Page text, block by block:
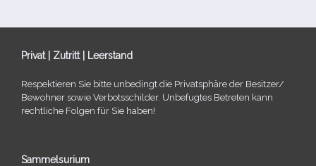
Privat | Zutritt | Leerstand
Respektieren Sie bitte unbe­dingt die Privatsphäre der Besitzer/​
Bewohner sowie Verbotsschilder. Unbefugtes Betreten kann
recht­li­che Folgen für Sie haben!
Sammelsurium